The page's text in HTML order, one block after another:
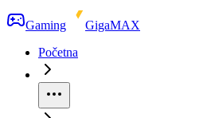
Gaming
GigaMAX
Početna